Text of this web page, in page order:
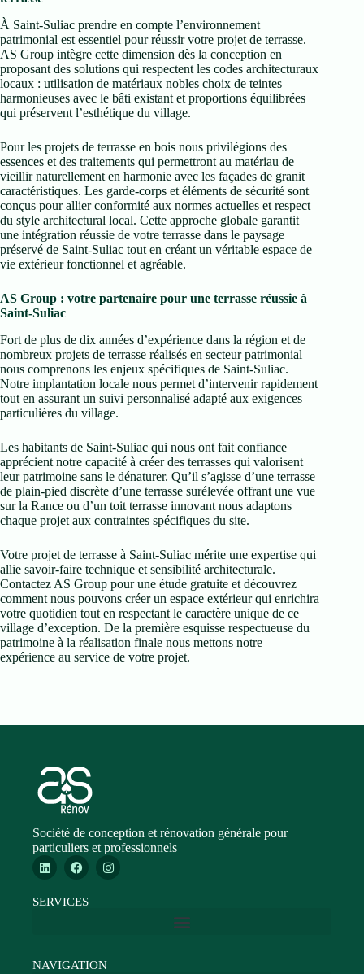
À Saint-Suliac prendre en compte l’environnement
patrimonial est essentiel pour réussir votre projet de terrasse.
AS Group intègre cette dimension dès la conception en
proposant des solutions qui respectent les codes architecturaux
locaux : utilisation de matériaux nobles choix de teintes
harmonieuses avec le bâti existant et proportions équilibrées
qui préservent l’esthétique du village.
Pour les projets de terrasse en bois nous privilégions des
essences et des traitements qui permettront au matériau de
vieillir naturellement en harmonie avec les façades de granit
caractéristiques. Les garde-corps et éléments de sécurité sont
conçus pour allier conformité aux normes actuelles et respect
du style architectural local. Cette approche globale garantit
une intégration réussie de votre terrasse dans le paysage
préservé de Saint-Suliac tout en créant un véritable espace de
vie extérieur fonctionnel et agréable.
AS Group : votre partenaire pour une terrasse réussie à
Saint-Suliac
Fort de plus de dix années d’expérience dans la région et de
nombreux projets de terrasse réalisés en secteur patrimonial
nous comprenons les enjeux spécifiques de Saint-Suliac.
Notre implantation locale nous permet d’intervenir rapidement
tout en assurant un suivi personnalisé adapté aux exigences
particulières du village.
Les habitants de Saint-Suliac qui nous ont fait confiance
apprécient notre capacité à créer des terrasses qui valorisent
leur patrimoine sans le dénaturer. Qu’il s’agisse d’une terrasse
de plain-pied discrète d’une terrasse surélevée offrant une vue
sur la Rance ou d’un toit terrasse innovant nous adaptons
chaque projet aux contraintes spécifiques du site.
Votre projet de terrasse à Saint-Suliac mérite une expertise qui
allie savoir-faire technique et sensibilité architecturale.
Contactez AS Group pour une étude gratuite et découvrez
comment nous pouvons créer un espace extérieur qui enrichira
votre quotidien tout en respectant le caractère unique de ce
village d’exception. De la première esquisse respectueuse du
patrimoine à la réalisation finale nous mettons notre
expérience au service de votre projet.
Société de conception et rénovation générale pour
particuliers et professionnels
SERVICES
NAVIGATION